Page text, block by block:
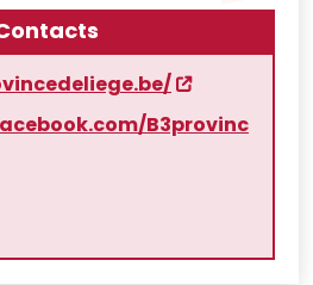
B3provinc